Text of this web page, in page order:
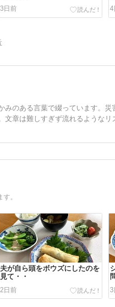
3日前
4
のある言葉で綴っています。
章は難しすぎず流れるような
。
夫が自ら頭をボウズにしたのを
見て・・
2日前
3